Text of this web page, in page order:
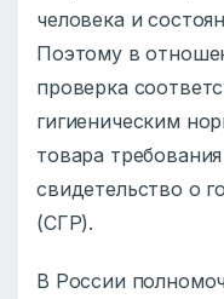
человека и
Поэтому в
проверка
гигиеническим
товара
свидетельство о
(СГР).
В России